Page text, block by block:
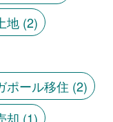
地(2)
ポール移住 (2)
却 (1)